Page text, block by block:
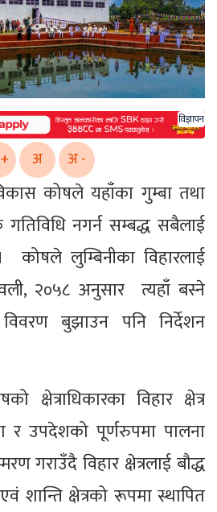
विज्ञापन
अ अ -
कोषले यहाँका गुम्बा तथा
गतिविधि नगर्न सम्बद्ध सबैलाई
कोषले लुम्बिनीका विहारलाई
२०५८ अनुसार त्यहाँ बस्ने
बुझाउन पनि निर्देशन
क्षेत्राधिकारका विहार क्षेत्र
र उपदेशको पूर्णरुपमा पालना
गराउँदै विहार क्षेत्रलाई बौद्ध
शान्ति क्षेत्रको रूपमा स्थापित